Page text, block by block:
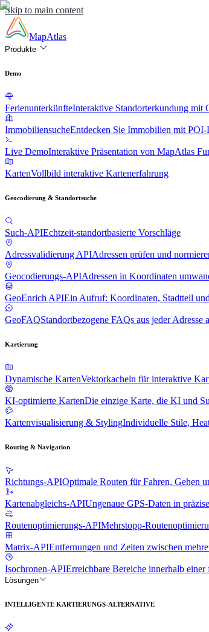
Skip to main content
MapAtlas
Produkte
Demo
FerienunterkünfteInteraktive Standorterkundung mit
ImmobiliensucheEntdecken Sie Immobilien mit
Live DemoInteraktive Präsentation von MapAtlas
KartenVollbild interaktive Kartenerfahrung
Geocodierung & Standortsuche
Such-APIEchtzeit-standortbasierte Vorschläge
Adressvalidierung APIAdressen prüfen und
Geocodierungs-APIAdressen in Koordinaten
GeoEnrich APIEin Aufruf: Koordinaten, Stadtteil
GeoFAQStandortbezogene FAQs aus jeder Adresse
Kartierung
Dynamische KartenVektorkacheln für interaktive
KI-optimierte KartenDie einzige Karte, die KI und
Kartenvisualisierung & StylingIndividuelle Stile,
Routing & Navigation
Richtungs-APIOptimale Routen für Fahren, Gehen
Kartenabgleichs-APIUngenaue GPS-Daten in
Routenoptimierungs-APIMehrstopp-
Matrix-APIEntfernungen und Zeiten zwischen
Isochronen-APIErreichbare Bereiche innerhalb
Lösungen
INTELLIGENTE KARTIERUNGS-ALTERNATIVE